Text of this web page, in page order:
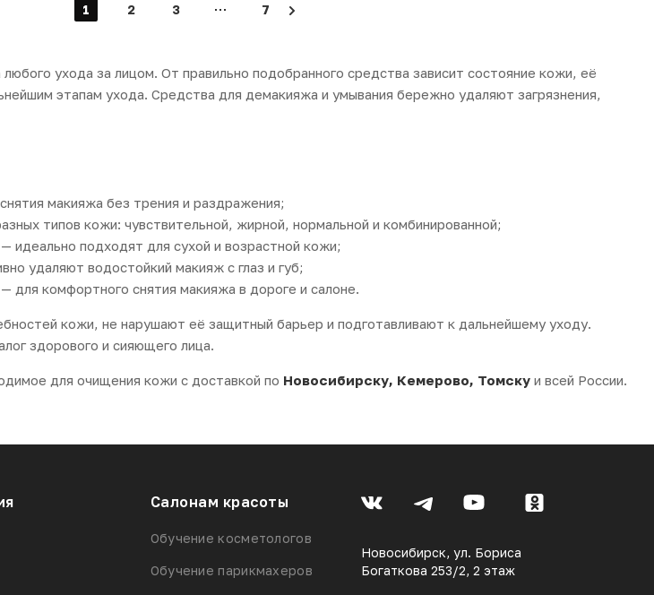
1 2 3 7
ухода за лицом. От правильно подобранного средства зависит состояние кожи, её
этапам ухода. Средства для демакияжа и умывания бережно удаляют загрязнения,
макияжа без трения и раздражения;
типов кожи: чувствительной, жирной, нормальной и комбинированной;
— идеально подходят для сухой и возрастной кожи;
удаляют водостойкий макияж с глаз и губ;
— для комфортного снятия макияжа в дороге и салоне.
кожи, не нарушают её защитный барьер и подготавливают к дальнейшему уходу.
здорового и сияющего лица.
для очищения кожи с доставкой по Новосибирску, Кемерово, Томску и всей России.
Салонам красоты
Обучение косметологов
Обучение парикмахеров
Новосибирск, ул. Бориса
Богаткова 253/2, 2 этаж